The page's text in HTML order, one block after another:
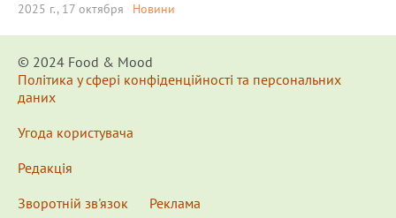
2025 г., 17 октября Новини
© 2024 Food & Мood
Політика у сфері конфіденційності та персональних
даних
Угода користувача
Редакція
Зворотній зв'язок
Реклама